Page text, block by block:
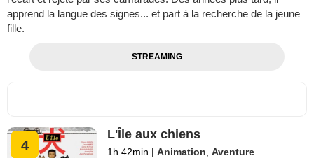
apprend la langue des signes... et part à la recherche de la jeune
fille.
STREAMING
4
L'Île aux chiens
1h 42min | Animation ,Aventure